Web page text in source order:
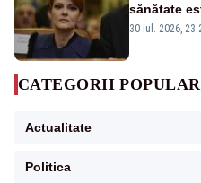
sănătate
30 iul. 2026,
CATEGORII
Actualitate
Politica